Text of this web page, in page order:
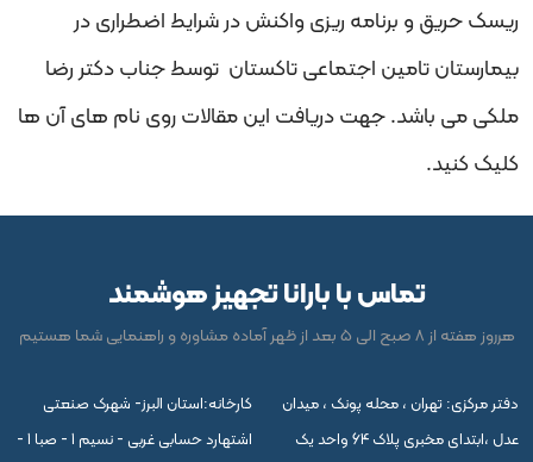
ریسک حریق و برنامه ریزی واکنش در شرایط اضطراری در
بیمارستان تامین اجتماعی تاکستان توسط جناب دکتر رضا
ملکی می باشد. جهت دریافت این مقالات روی نام های آن ها
کلیک کنید.
تماس با بارانا تجهیز هوشمند
هرروز هفته از 8 صبح الی 5 بعد از ظهر آماده مشاوره و راهنمایی شما هستیم
دفتر مرکزی: تهران ، محله پونک ، میدان
عدل ،ابتدای مخبری پلاک 64 واحد یک
کارخانه:استان البرز- شهرک صنعتی
اشتهارد حسابی غربی - نسیم 1 - صبا 1 -